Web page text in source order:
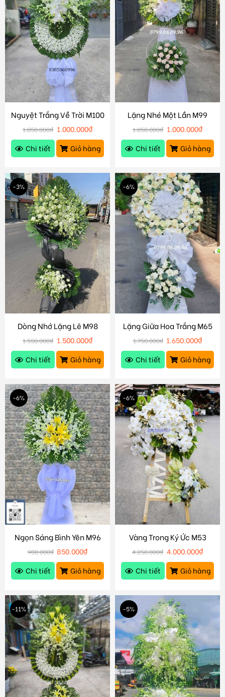
Nguyệt Trắng Về Trời M100
1.050.000₫ 1.000.000₫
Chi tiết
Giỏ hàng
Lặng Nhé Một Lần M99
1.050.000₫ 1.000.000₫
Chi tiết
Giỏ hàng
-3%
Dòng Nhớ Lặng Lẽ M98
1.550.000₫ 1.500.000₫
Chi tiết
Giỏ hàng
-6%
Lặng Giữa Hoa Trắng M65
1.750.000₫ 1.650.000₫
Chi tiết
Giỏ hàng
-6%
Ngọn Sáng Bình Yên M96
900.000₫ 850.000₫
Chi tiết
Giỏ hàng
-6%
Vàng Trong Ký Ức M53
4.250.000₫ 4.000.000₫
Chi tiết
Giỏ hàng
-11% -5%